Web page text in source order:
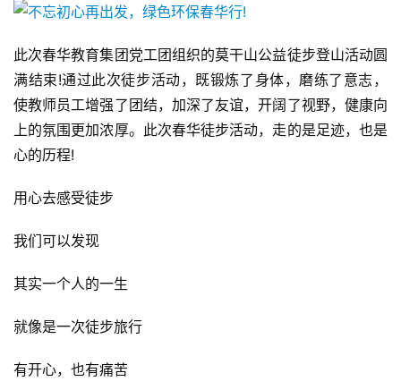
此次春华教育集团党工团组织的莫干山公益徒步登山活动圆
满结束!通过此次徒步活动，既锻炼了身体，磨练了意志，
使教师员工增强了团结，加深了友谊，开阔了视野，健康向
上的氛围更加浓厚。此次春华徒步活动，走的是足迹，也是
心的历程!
用心去感受徒步
我们可以发现
其实一个人的一生
就像是一次徒步旅行
有开心，也有痛苦